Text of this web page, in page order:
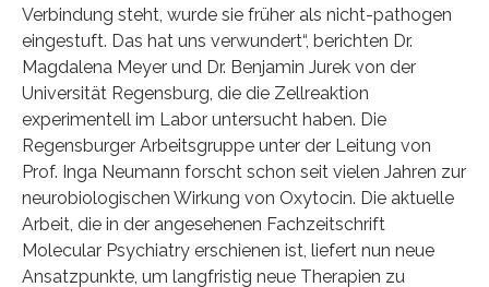
Verbindung steht, wurde sie früher als nicht-pathogen
eingestuft. Das hat uns verwundert“, berichten Dr.
Magdalena Meyer und Dr. Benjamin Jurek von der
Universität Regensburg, die die Zellreaktion
experimentell im Labor untersucht haben. Die
Regensburger Arbeitsgruppe unter der Leitung von
Prof. Inga Neumann forscht schon seit vielen Jahren zur
neurobiologischen Wirkung von Oxytocin. Die aktuelle
Arbeit, die in der angesehenen Fachzeitschrift
Molecular Psychiatry erschienen ist, liefert nun neue
Ansatzpunkte, um langfristig neue Therapien zu